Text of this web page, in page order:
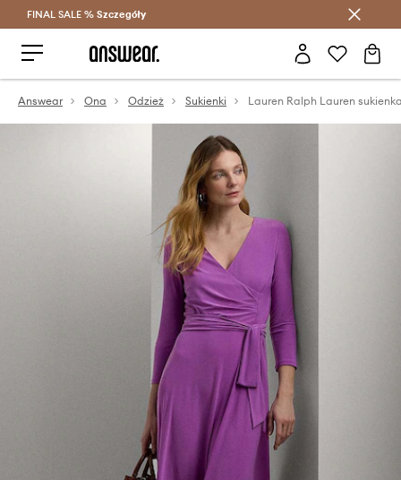
Oszczędzaj z Answear Club >
FINAL SALE % Szczegóły
Answear Ona Odzież Sukienki Lauren Ralph Lauren